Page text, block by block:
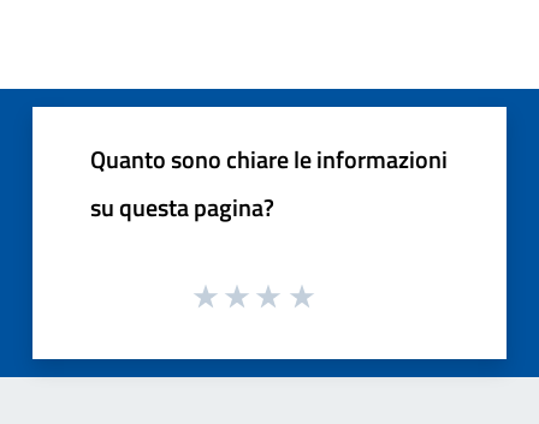
Quanto sono chiare le informazioni
su questa pagina?